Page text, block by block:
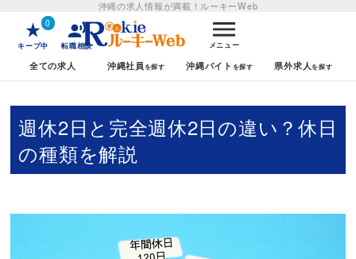
沖縄の求人情報が満載！ ルーキーWeb
0
キープ中 転職相談 メニュー
全ての求人 沖縄社員 沖縄バイト 県外求人
週休2日と完全週休2日の違い？休日
の種類を解説